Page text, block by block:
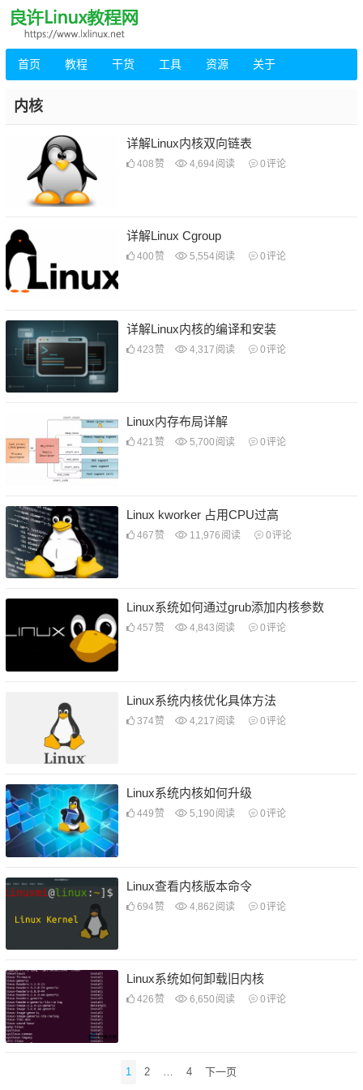
首页 教程 干货 工具 资源 关于
内核
详解Linux内核双向链表
408 赞 4,694阅读 0评论
详解Linux Cgroup
400 赞 5,554阅读 0评论
详解Linux内核的编译和安装
423 赞 4,317 阅读 0评论
Linux内存布局详解
421 赞 5,700 阅读 0评论
Linux kworker 占用CPU过高
467 赞 11,976 阅读 0评论
Linux系统如何通过grub添加内核参数
457 赞 4,843 阅读 0评论
Linux系统内核优化具体方法
374赞 4,217 阅读 0评论
Linux系统内核如何升级
449 赞 5,190 阅读 0评论
Linux查看内核版本命令
694赞 4,862 阅读 0评论
Linux系统如何卸载旧内核
426 赞 6,650 阅读 0评论
1 2 4 下一页